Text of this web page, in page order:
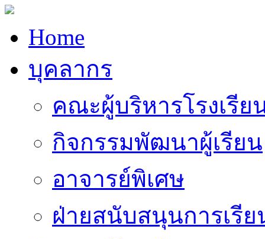
Home
บุคลากร
คณะผู้บริหารโรงเรีย
กิจกรรมพัฒนาผู้เรียน
อาจารย์พิเศษ
ฝ่ายสนับสนุนการเรี